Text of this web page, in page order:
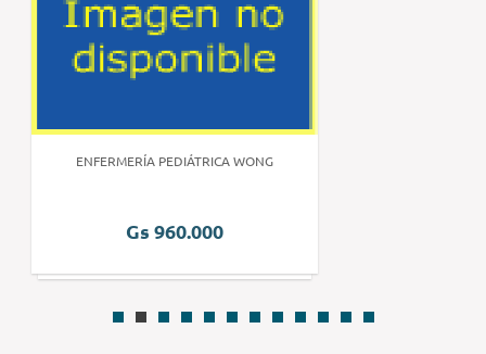
ENFERMERÍA PEDIÁTRICA WONG
Gs 960.000